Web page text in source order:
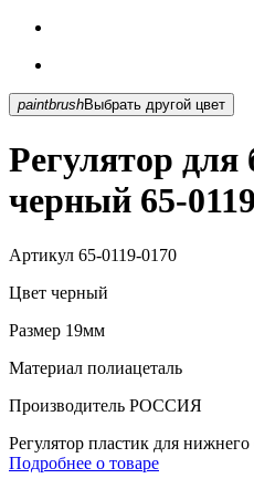
paintbrush Выбрать другой цвет
Регулятор
черный 65-
Артикул 65-0119-0170
Цвет черный
Размер 19мм
Материал полиацеталь
Производитель РОССИЯ
Регулятор пластик для
Подробнее о товаре